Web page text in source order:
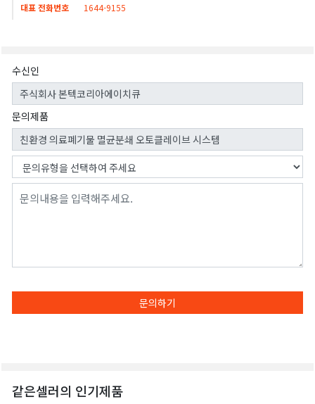
대표 전화번호 1644-9155
수신인
문의제품
문의하기
같은셀러의 인기제품